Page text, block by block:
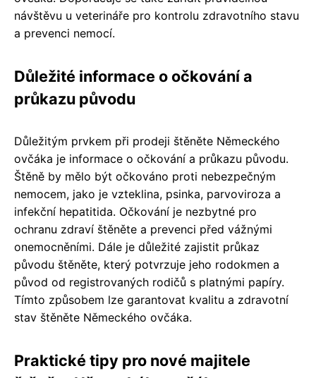
návštěvu u veterináře pro kontrolu zdravotního stavu
a prevenci nemocí.
Důležité informace o očkování a
průkazu původu
Důležitým prvkem při prodeji štěněte Německého
ovčáka je informace o očkování a průkazu původu.
Štěně by mělo být očkováno proti nebezpečným
nemocem, jako je vzteklina, psinka, parvoviroza a
infekční hepatitida. Očkování je nezbytné pro
ochranu zdraví štěněte a prevenci před vážnými
onemocněními. Dále je důležité zajistit průkaz
původu štěněte, který potvrzuje jeho rodokmen a
původ od registrovaných rodičů s platnými papíry.
Tímto způsobem lze garantovat kvalitu a zdravotní
stav štěněte Německého ovčáka.
Praktické tipy pro nové majitele